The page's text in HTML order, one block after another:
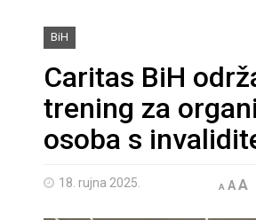
BiH
Caritas BiH
trening za
osoba s
18. rujna 2025. A AA